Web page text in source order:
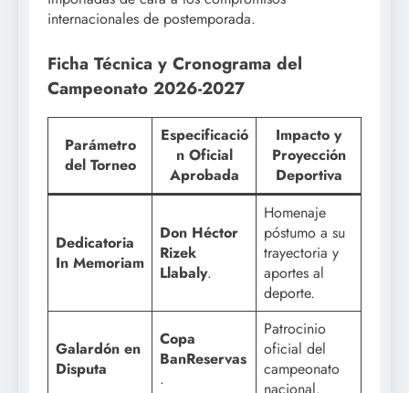
internacionales de postemporada.
Ficha Técnica y Cronograma del
Campeonato 2026-2027
Parámetro
del Torneo
Especificació
n Oficial
Aprobada
Impacto y
Proyección
Deportiva
Dedicatoria
In Memoriam
Don Héctor
Rizek
Llabaly.
Homenaje
póstumo a su
trayectoria y
aportes al
deporte.
Galardón en
Disputa
Copa
BanReservas
.
Patrocinio
oficial del
campeonato